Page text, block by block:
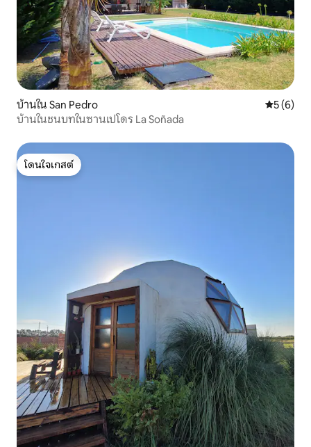
บ้านใน San Pedro คะแนนเฉ
5 (6)
บ้านในชนบทในซานเปโดร La Soñada
โดนใจเกสต์
โดนใจเกสต์